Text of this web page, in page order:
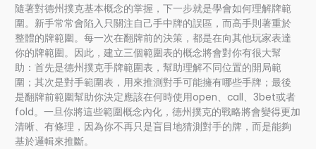
隨著對德州撲克基本概念的掌握，下一步就是學會如何理解牌範
圍。新手常常會陷入只關注自己手中牌的誤區，而高手則著重於
整體的牌範圍。每一次在翻牌前的決策，都是在向其他玩家表達
你的牌範圍。因此，建立三個範圍表的概念將會對你有很大幫
助：首先是德州撲克手牌範圍表，幫助理解不同位置的開局範
圍；其次是對手範圍表，用來推測對手可能擁有哪些手牌；最後
是翻牌前範圍幫助你決定應該在何時使用open、call、3bet或者
fold。一旦你將這些範圍概念內化，德州撲克的戰略將會變得更加
清晰、有條理，因為你不再只是盲目地猜測對手的牌，而是能夠
基於邏輯來推斷。